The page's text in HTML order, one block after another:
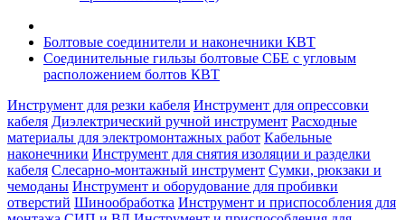
Болтовые соединители и наконечники КВТ
Соединительные гильзы болтовые CБЕ с угловым
расположением болтов КВТ
Инструмент для резки кабеля Инструмент для опрессовки
кабеля Диэлектрический ручной инструмент Расходные
материалы для электромонтажных работ Кабельные
наконечники Инструмент для снятия изоляции и разделки
кабеля Слесарно-монтажный инструмент Сумки, рюкзаки и
чемоданы Инструмент и оборудование для пробивки
отверстий Шинообработка Инструмент и приспособления для